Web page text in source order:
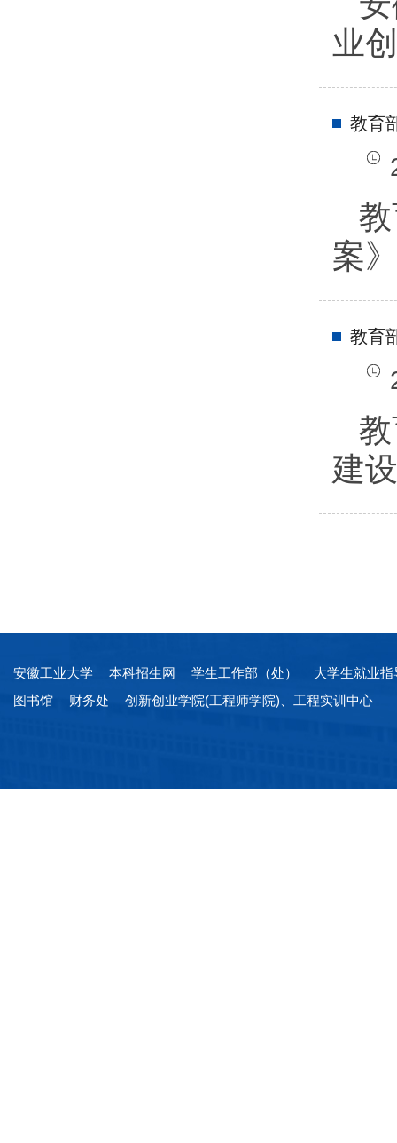
业
教育
案
教育
建
安徽工业大学 本科招生网 学生工作部（处）
大学生就业指
图书馆
财务处 创新创业学院(工程师学院)、工程实训中心